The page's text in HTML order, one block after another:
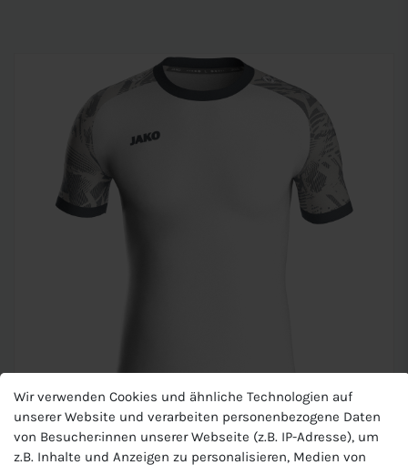
Wir verwenden Cookies und ähnliche Technologien auf
unserer Website und verarbeiten personenbezogene Daten
von Besucher:innen unserer Webseite (z.B. IP-Adresse), um
z.B. Inhalte und Anzeigen zu personalisieren, Medien von